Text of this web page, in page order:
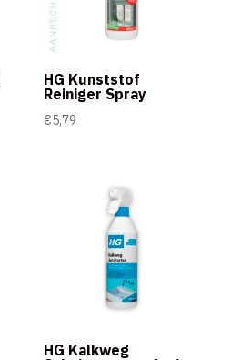
HG Kunststof
Reiniger Spray
€5,79
HG Kalkweg